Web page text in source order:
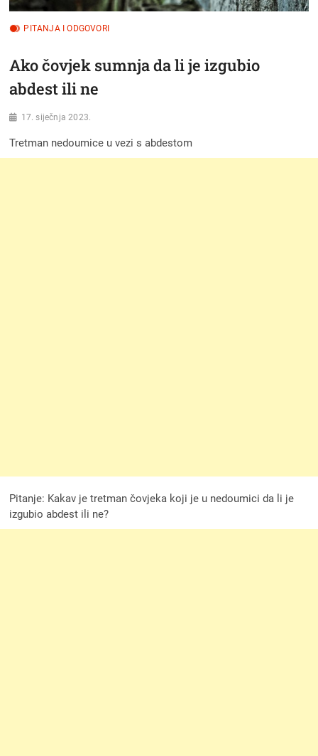
PITANJA I ODGOVORI
Ako čovjek sumnja da li je izgubio
abdest ili ne
17. siječnja 2023.
Tretman nedoumice u vezi s abdestom
Pitanje: Kakav je tretman čovjeka koji je u nedoumici da li je
izgubio abdest ili ne?